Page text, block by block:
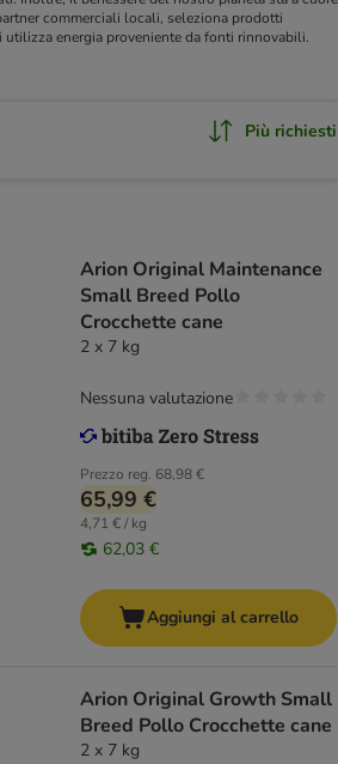
commerciali locali, seleziona prodotti
energia proveniente da fonti rinnovabili.
Più richiesti
Arion Original Maintenance
Small Breed Pollo
Crocchette cane
2 x 7 kg
Prezzo reg. 68,98 €
65,99 €
4,71 € / kg
62,03 €
Nessuna valutazione
Aggiungi al carrello
Arion Original Growth Small
Breed Pollo Crocchette cane
2 x 7 kg